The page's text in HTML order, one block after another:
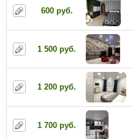
600 руб.
1 500 руб.
1 200 руб.
1 700 руб.